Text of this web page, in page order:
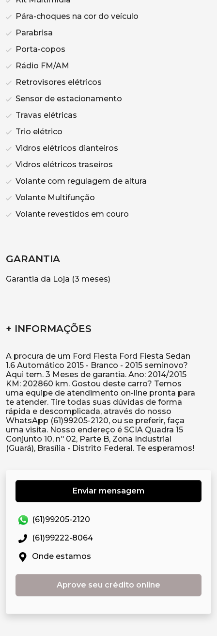
Pára-choques na cor do veículo
Parabrisa
Porta-copos
Rádio FM/AM
Retrovisores elétricos
Sensor de estacionamento
Travas elétricas
Trio elétrico
Vidros elétricos dianteiros
Vidros elétricos traseiros
Volante com regulagem de altura
Volante Multifunção
Volante revestidos em couro
GARANTIA
Garantia da Loja (3 meses)
+ INFORMAÇÕES
A procura de um Ford Fiesta Ford Fiesta Sedan
1.6 Automático 2015 - Branco - 2015 seminovo?
Aqui tem. 3 Meses de garantia. Ano: 2014/2015
KM: 202860 km. Gostou deste carro? Temos
uma equipe de atendimento on-line pronta para
te atender. Tire todas suas dúvidas de forma
rápida e descomplicada, através do nosso
WhatsApp (61)99205-2120, ou se preferir, faça
uma visita. Nosso endereço é SCIA Quadra 15
Conjunto 10, nº 02, Parte B, Zona Industrial
Enviar mensagem
(61)99205-2120
(61)99222-8064
Onde estamos
Aprove seu crédito online